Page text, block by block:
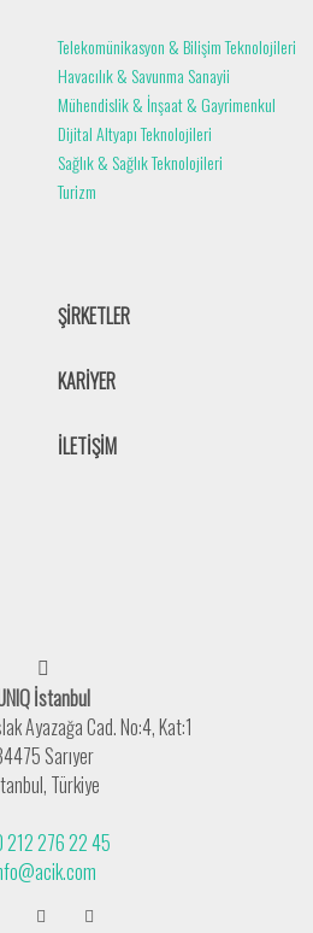
amacıyla
kullanılan çerezleri,
Telekomünikasyon & Bilişim Teknolojileri
Havacılık & Savunma Sanayii
Mühendislik & İnşaat & Gayrimenkul
Dijital Altyapı Teknolojileri
Sağlık & Sağlık Teknolojileri
Turizm
ŞİRKETLER
KARİYER
İLETİŞİM
İstanbul
Ayazağa Cad. No:4, Kat:1
Sarıyer
Türkiye
212 276 22 45